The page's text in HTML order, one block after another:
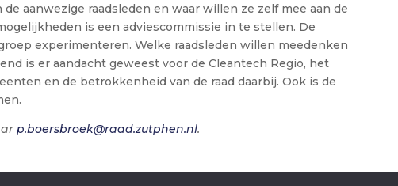
aanwezige raadsleden en waar willen ze zelf mee aan de
is een adviescommissie in te stellen. De
experimenteren. Welke raadsleden willen meedenken
is er aandacht geweest voor de Cleantech Regio, het
en de betrokkenheid van de raad daarbij. Ook is de
p.boersbroek@raad.zutphen.nl.